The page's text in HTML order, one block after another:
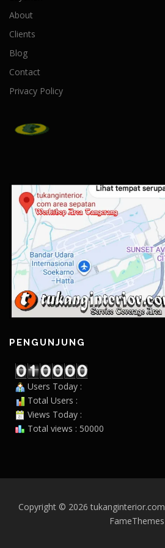
About
Clients
Blog
Contact
Privacy Policy
PENGUNJUNG
Users Today :
Total Users :
Views Today :
Total views : 50000
Copyright © 2026 tukanginterior.com
FameThemes